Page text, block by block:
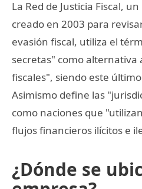
La Red de Justicia Fiscal,
creado en 2003 para
evasión fiscal, utiliza el
secretas" como alternativa
fiscales", siendo este
Asimismo define las
como naciones que
flujos financieros ilícitos e
¿Dónde se